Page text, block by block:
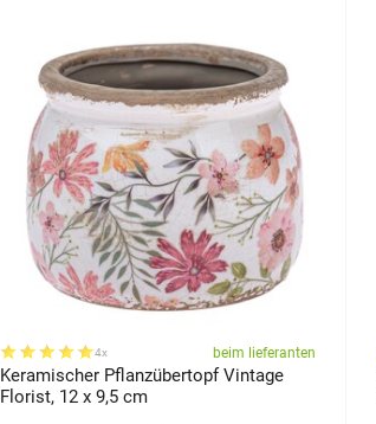
4x beim lieferanten
Keramischer Pflanzübertopf Vintage
Florist, 12 x 9,5 cm